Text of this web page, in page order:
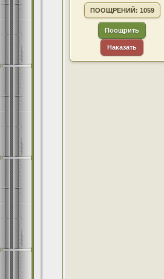
ПООЩРЕНИЙ: 1059
Поощрить
Наказать